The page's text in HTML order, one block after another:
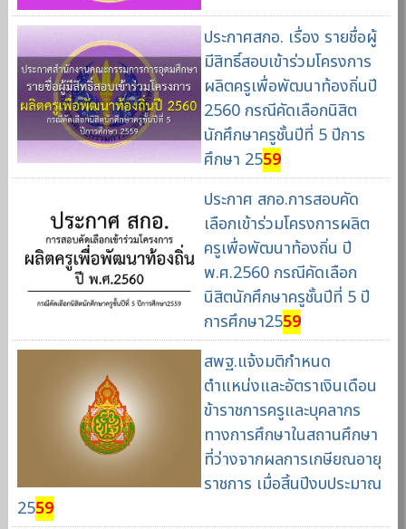
ประกาศสกอ. เรื่อง รายชื่อผู้
มีสิทธิ์สอบเข้าร่วมโครงการ
ผลิตครูเพื่อพัฒนาท้องถิ่นปี
2560 กรณีคัดเลือกนิสิต
นักศึกษาครูชั้นปีที่ 5 ปีการ
ศึกษา 2559
ประกาศ สกอ.การสอบคัด
เลือกเข้าร่วมโครงการผลิต
ครูเพื่อพัฒนาท้องถิ่น ปี
พ.ศ.2560 กรณีคัดเลือก
นิสิตนักศึกษาครูชั้นปีที่ 5 ปี
การศึกษา2559
สพฐ.แจ้งมติกำหนด
ตำแหน่งและอัตราเงินเดือน
ข้าราชการครูและบุคลากร
ทางการศึกษาในสถานศึกษา
ที่ว่างจากผลการเกษียณอายุ
ราชการ เมื่อสิ้นปีงบประมาณ
2559